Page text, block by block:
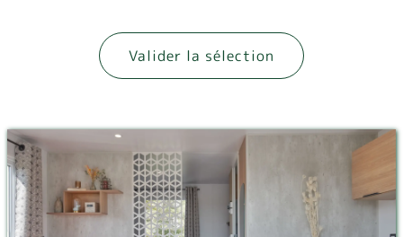
Valider la sélection